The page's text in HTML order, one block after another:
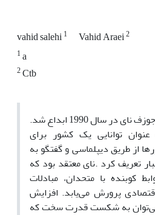
vahid salehi1 Vahid Araei2
1a
2Ctb
اصطلاح قدرت نرم توسط جوزف نای در سال 1990 ابداع شد.
توانایی یک کشور برای
از طریق دیپلماسی و گفتگو به
تعریف کرد .نای معتقد بود که
کوبنده با متحدان، مبادلات
پرورش می‌یابد. افزایش
به شکست قدرت سخت که